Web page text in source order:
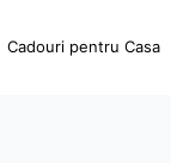
Cadouri pentru Casa